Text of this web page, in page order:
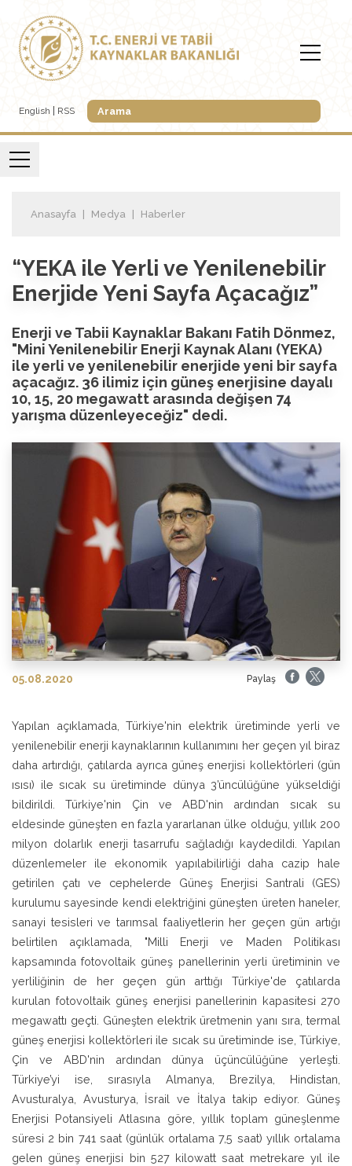
English RSS
Anasayfa Medya Haberler
“YEKA ile Yerli ve Yenilenebilir
Enerjide Yeni Sayfa Açacağız”
Enerji ve Tabii Kaynaklar Bakanı Fatih Dönmez,
"Mini Yenilenebilir Enerji Kaynak Alanı (YEKA)
ile yerli ve yenilenebilir enerjide yeni bir sayfa
açacağız. 36 ilimiz için güneş enerjisine dayalı
10, 15, 20 megawatt arasında değişen 74
yarışma düzenleyeceğiz" dedi.
05.08.2020 Paylaş
Yapılan açıklamada, Türkiye'nin elektrik üretiminde yerli ve
yenilenebilir enerji kaynaklarının kullanımını her geçen yıl biraz
daha artırdığı, çatılarda ayrıca güneş enerjisi kollektörleri (gün
ısısı) ile sıcak su üretiminde dünya 3’üncülüğüne yükseldiği
bildirildi. Türkiye'nin Çin ve ABD'nin ardından sıcak su
eldesinde güneşten en fazla yararlanan ülke olduğu, yıllık 200
milyon dolarlık enerji tasarrufu sağladığı kaydedildi. Yapılan
düzenlemeler ile ekonomik yapılabilirliği daha cazip hale
getirilen çatı ve cephelerde Güneş Enerjisi Santrali (GES)
kurulumu sayesinde kendi elektriğini güneşten üreten haneler,
sanayi tesisleri ve tarımsal faaliyetlerin her geçen gün artığı
belirtilen açıklamada, "Milli Enerji ve Maden Politikası
kapsamında fotovoltaik güneş panellerinin yerli üretiminin ve
yerliliğinin de her geçen gün arttığı Türkiye'de çatılarda
kurulan fotovoltaik güneş enerjisi panellerinin kapasitesi 270
megawattı geçti. Güneşten elektrik üretmenin yanı sıra, termal
güneş enerjisi kollektörleri ile sıcak su üretiminde ise, Türkiye,
Çin ve ABD'nin ardından dünya üçüncülüğüne yerleşti.
Türkiye’yi ise, sırasıyla Almanya, Brezilya, Hindistan,
Avusturalya, Avusturya, İsrail ve İtalya takip ediyor. Güneş
Enerjisi Potansiyeli Atlasına göre, yıllık toplam güneşlenme
süresi 2 bin 741 saat (günlük ortalama 7,5 saat) yıllık ortalama
gelen güneş enerjisi bin 527 kilowatt saat metrekare yıl ile